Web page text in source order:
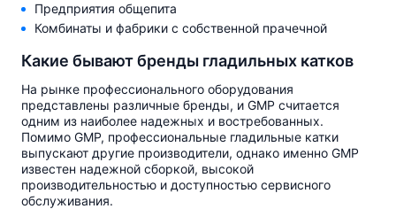
Предприятия общепита
Комбинаты и фабрики с собственной прачечной
Какие бывают бренды гладильных катков
На рынке профессионального оборудования
представлены различные бренды, и GMP считается
одним из наиболее надежных и востребованных.
Помимо GMP, профессиональные гладильные катки
выпускают другие производители, однако именно GMP
известен надежной сборкой, высокой
производительностью и доступностью сервисного
обслуживания.